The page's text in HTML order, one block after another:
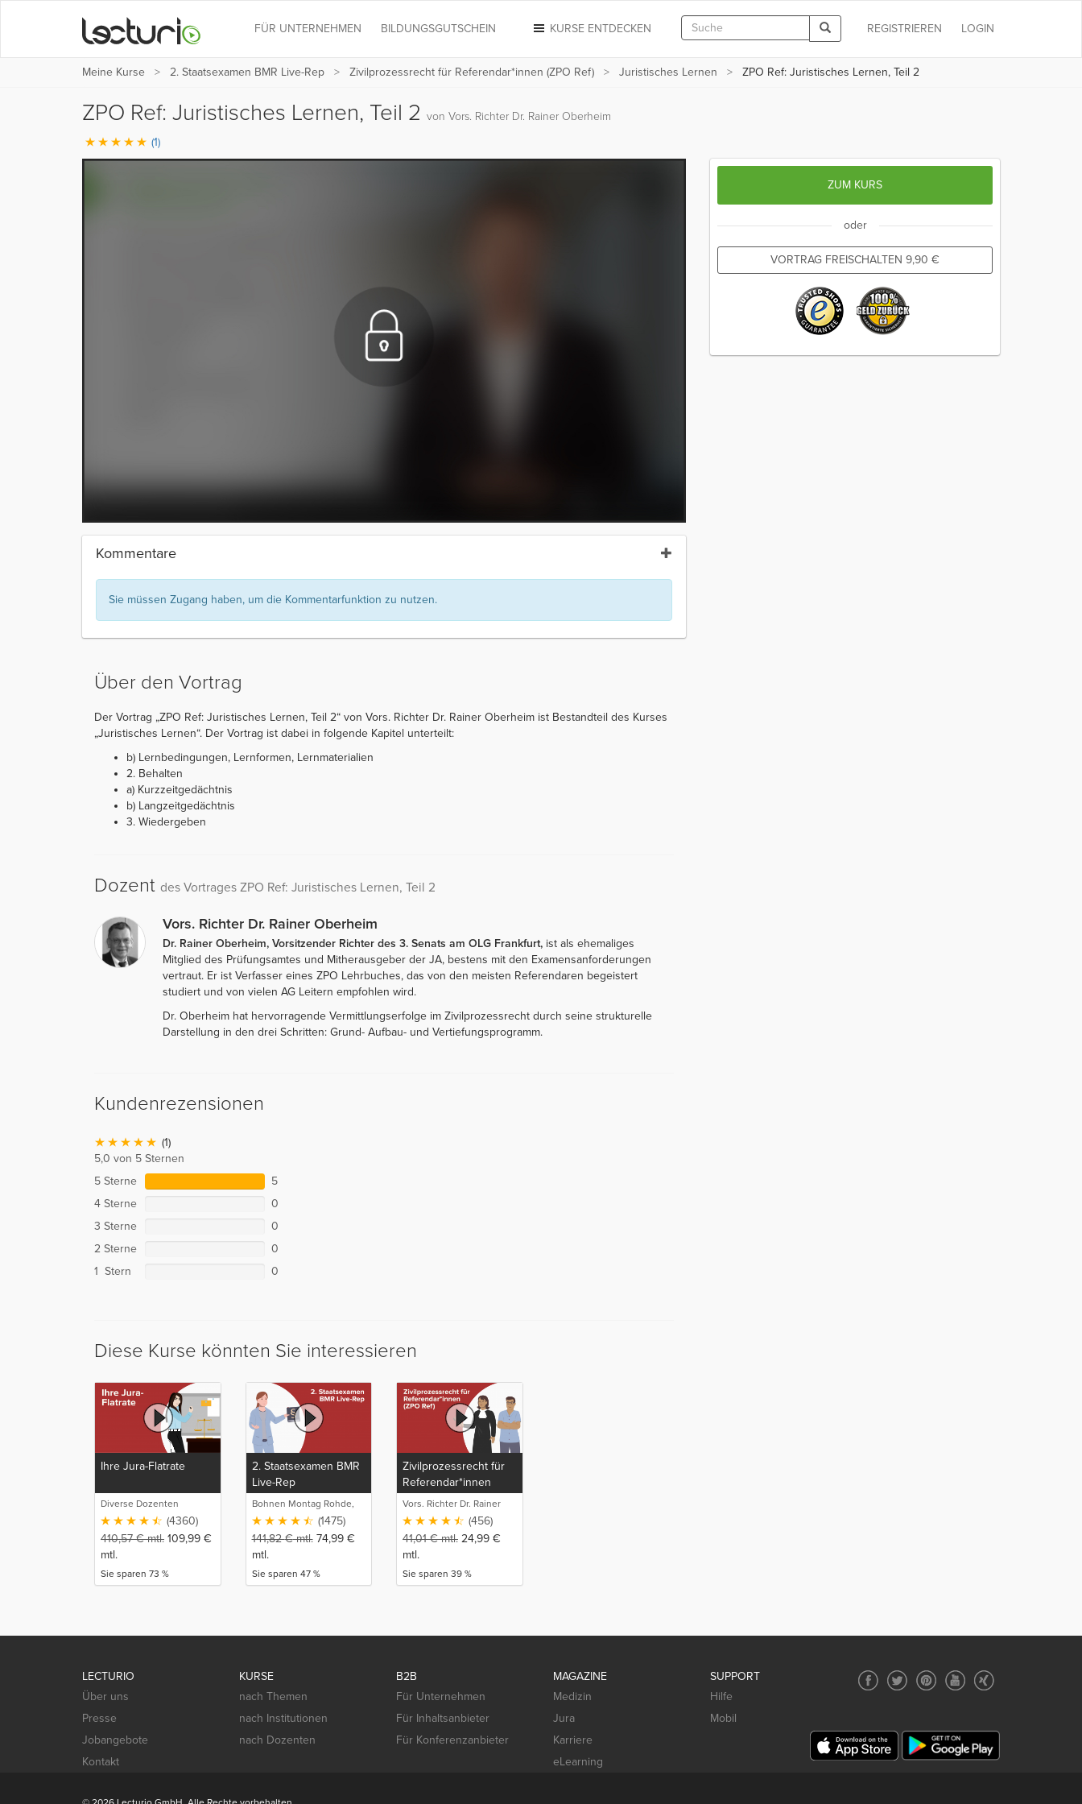
LOGIN
REGISTRIEREN
KURSE ENTDECKEN
FÜR UNTERNEHMEN BILDUNGSGUTSCHEIN
Meine Kurse 2. Staatsexamen BMR Live-Rep Zivilprozessrecht für Referendar*innen (ZPO Ref) Juristisches Lernen ZPO Ref: Juristisches Lernen, Teil 2
ZPO Ref: Juristisches Lernen, Teil 2 von Vors. Richter Dr. Rainer Oberheim
(1)
Kommentare
Sie müssen Zugang haben, um die Kommentarfunktion zu nutzen.
Über den Vortrag
Der Vortrag „ZPO Ref: Juristisches Lernen, Teil 2“ von Vors. Richter Dr. Rainer Oberheim ist Bestandteil des Kurses
„Juristisches Lernen“. Der Vortrag ist dabei in folgende Kapitel unterteilt:
b) Lernbedingungen, Lernformen, Lernmaterialien
2. Behalten
a) Kurzzeitgedächtnis
b) Langzeitgedächtnis
3. Wiedergeben
Dozent des Vortrages ZPO Ref: Juristisches Lernen, Teil 2
Vors. Richter Dr. Rainer Oberheim
Dr. Rainer Oberheim, Vorsitzender Richter des 3. Senats am OLG Frankfurt, ist als ehemaliges
Mitglied des Prüfungsamtes und Mitherausgeber der JA, bestens mit den Examensanforderungen
vertraut. Er ist Verfasser eines ZPO Lehrbuches, das von den meisten Referendaren begeistert
studiert und von vielen AG Leitern empfohlen wird.
Dr. Oberheim hat hervorragende Vermittlungserfolge im Zivilprozessrecht durch seine strukturelle
Darstellung in den drei Schritten: Grund- Aufbau- und Vertiefungsprogramm.
Kundenrezensionen
(1)
5,0 von 5 Sternen
5 Sterne
5
4 Sterne
0
3 Sterne
0
2 Sterne
0
1 Stern
0
Diese Kurse könnten Sie interessieren
Ihre Jura-Flatrate
Diverse Dozenten
(4360)
410,57€mtl. 109,99 €
mtl.
Sie sparen 73 %
2. Staatsexamen BMR
Live-Rep
Bohnen Montag Rohde,
Juristische
(1475)
141,82€mtl. 74,99 €
mtl.
Sie sparen 47 %
Zivilprozessrecht für
Referendar*innen
(ZPO Ref)
Vors. Richter Dr. Rainer
Oberheim
(456)
41,01€mtl. 24,99 €
mtl.
Sie sparen 39 %
ZUM KURS
oder
VORTRAG FREISCHALTEN 9,90 €
LECTURIO
Über uns
Presse
Jobangebote
Kontakt
KURSE
nach Themen
nach Institutionen
nach Dozenten
B2B
Für Unternehmen
Für Inhaltsanbieter
Für Konferenzanbieter
MAGAZINE
Medizin
Jura
Karriere
eLearning
SUPPORT
Hilfe
Mobil